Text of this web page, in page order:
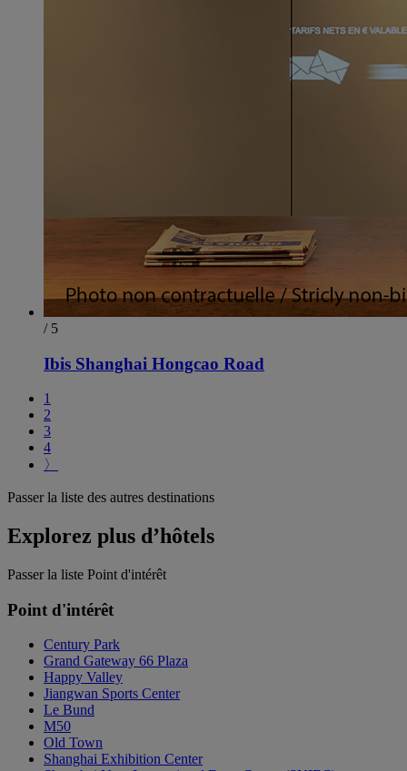
/ 5
Ibis Shanghai Hongcao Road
1
2
3
4
〉
Passer la liste des autres destinations
Explorez plus d’hôtels
Passer la liste Point d'intérêt
Point d'intérêt
Century Park
Grand Gateway 66 Plaza
Happy Valley
Jiangwan Sports Center
Le Bund
M50
Old Town
Shanghai Exhibition Center